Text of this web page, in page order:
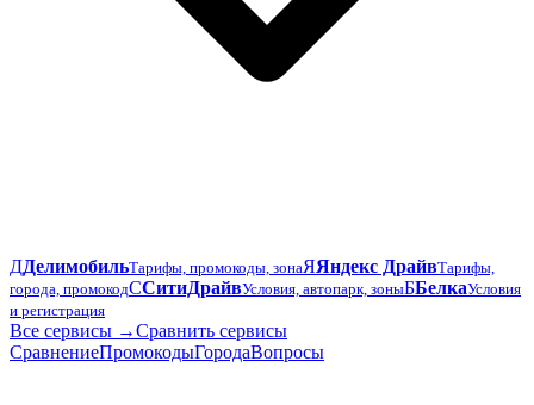
ДДелимобильТарифы, промокоды, зонаЯЯндекс ДрайвТарифы,
города, промокодССитиДрайвУсловия, автопарк, зоныББелкаУсловия
и регистрация
Все сервисы →Сравнить сервисы
СравнениеПромокодыГородаВопросы